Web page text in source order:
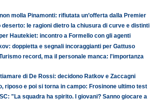
molla Pinamonti: rifiutata un’offerta dalla Premier
deserto: le ragioni dietro la chiusura di curve e distinti
Hautekiet: incontro a Formello con gli agenti
doppietta e segnali incoraggianti per Gattuso
Turismo record, ma il personale manca: l'importanza
di De Rossi: decidono Ratkov e Zaccagni
riposo e poi si torna in campo: Frosinone ultimo test
"La squadra ha spirito. I giovani? Sanno giocare a